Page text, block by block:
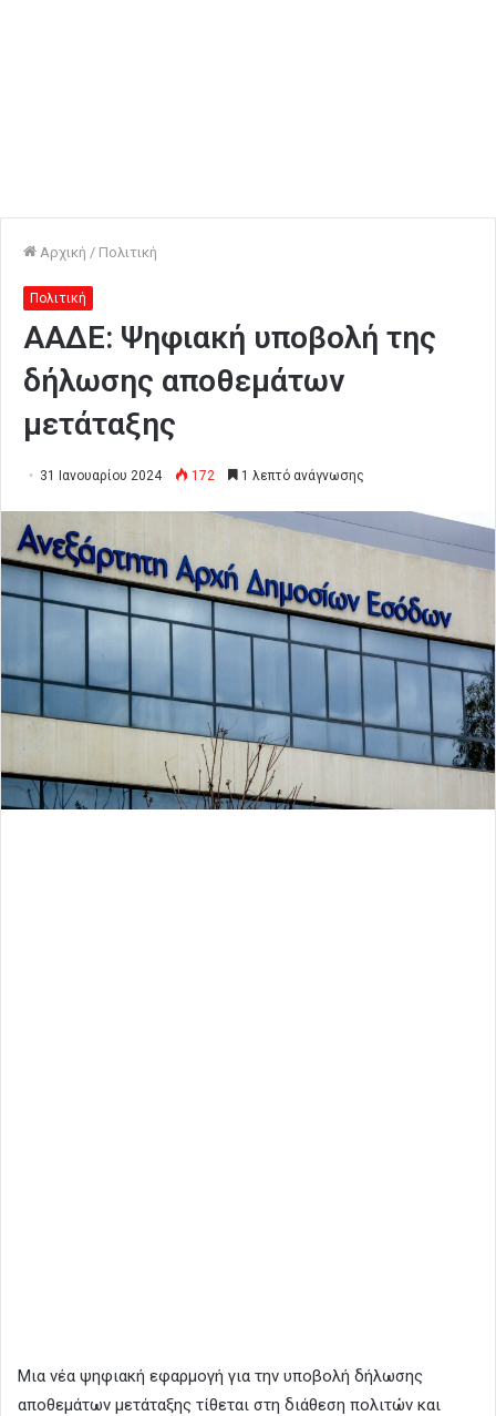
Αρχική / Πολιτική
Πολιτική
ΑΑΔΕ: Ψηφιακή υποβολή της
δήλωσης αποθεμάτων
μετάταξης
31 Ιανουαρίου 2024 172 1 λεπτό ανάγνωσης
Μια νέα ψηφιακή εφαρμογή για την υποβολή δήλωσης
αποθεμάτων μετάταξης τίθεται στη διάθεση πολιτών και